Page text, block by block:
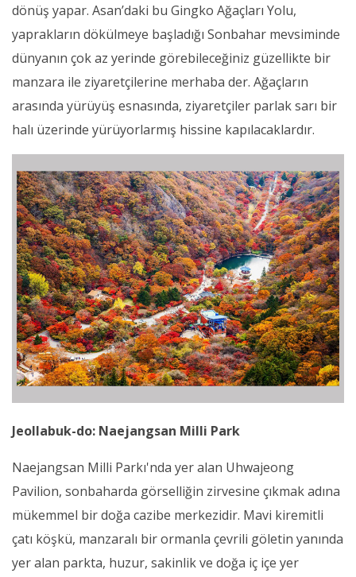
dönüş yapar. Asan’daki bu Gingko Ağaçları Yolu,
yaprakların dökülmeye başladığı Sonbahar mevsiminde
dünyanın çok az yerinde görebileceğiniz güzellikte bir
manzara ile ziyaretçilerine merhaba der. Ağaçların
arasında yürüyüş esnasında, ziyaretçiler parlak sarı bir
halı üzerinde yürüyorlarmış hissine kapılacaklardır.
Jeollabuk-do: Naejangsan Milli Park
Naejangsan Milli Parkı'nda yer alan Uhwajeong
Pavilion, sonbaharda görselliğin zirvesine çıkmak adına
mükemmel bir doğa cazibe merkezidir. Mavi kiremitli
çatı köşkü, manzaralı bir ormanla çevrili göletin yanında
yer alan parkta, huzur, sakinlik ve doğa iç içe yer